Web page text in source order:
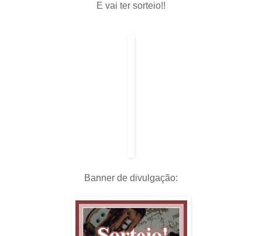
E vai ter sorteio!!
Banner de divulgação: